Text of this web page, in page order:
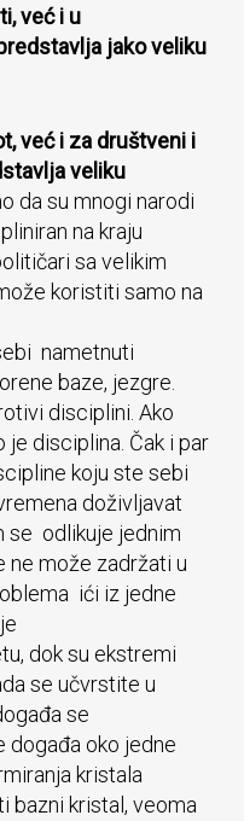
već i u
jako veliku
već i za društveni i
veliku
da su mnogi narodi
na kraju
sa velikim
koristiti samo na
nametnuti
baze, jezgre.
disciplini. Ako
disciplina. Čak i par
koju ste sebi
doživljavat
se odlikuje jednim
ne može zadržati u
ići iz jedne
dok su ekstremi
se učvrstite u
se
događa oko jedne
kristala
bazni kristal, veoma